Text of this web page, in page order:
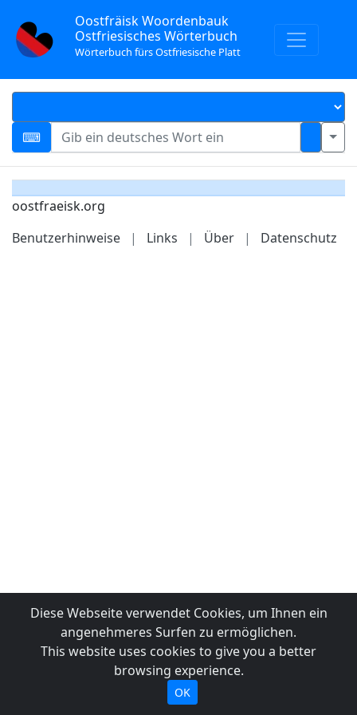
Oostfräisk Woordenbauk
Ostfriesisches Wörterbuch
Wörterbuch fürs Ostfriesische Platt
oostfraeisk.org
Benutzerhinweise
| Links | Über | Datenschutz
Diese Webseite verwendet Cookies, um Ihnen ein
angenehmeres Surfen zu ermöglichen.
This website uses cookies to give you a better
browsing experience.
OK